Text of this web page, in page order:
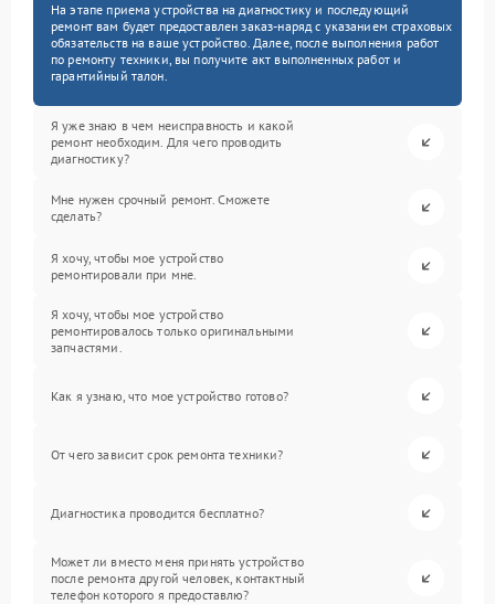
На этапе приема устройства на диагностику и последующий
ремонт вам будет предоставлен заказ-наряд с указанием страховых
обязательств на ваше устройство. Далее, после выполнения работ
по ремонту техники, вы получите акт выполненных работ и
гарантийный талон.
Я уже знаю в чем неисправность и какой
ремонт необходим. Для чего проводить
диагностику?
Мне нужен срочный ремонт. Сможете
сделать?
Я хочу, чтобы мое устройство
ремонтировали при мне.
Я хочу, чтобы мое устройство
ремонтировалось только оригинальными
запчастями.
Как я узнаю, что мое устройство готово?
От чего зависит срок ремонта техники?
Диагностика проводится бесплатно?
Может ли вместо меня принять устройство
после ремонта другой человек, контактный
телефон которого я предоставлю?